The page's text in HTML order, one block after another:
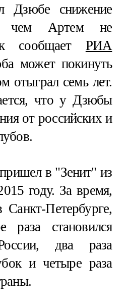
Дзюбе снижение
чем Артем не
сообщает РИА
может покинуть
отыграл семь лет.
что у Дзюбы
от российских и
в "Зенит" из
году. За время,
Санкт-Петербурге,
раза становился
два раза
и четыре раза